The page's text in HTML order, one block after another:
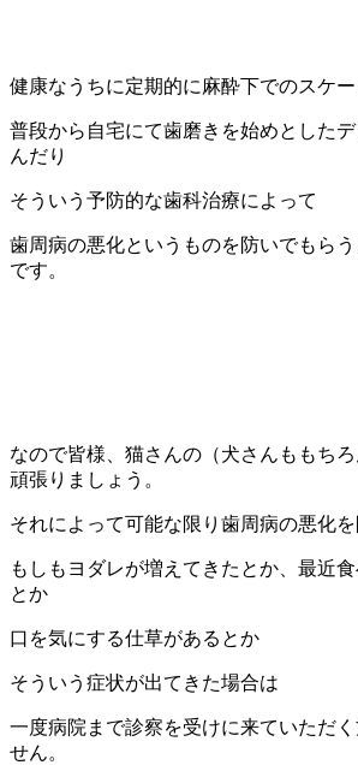
健康なうちに定期的に麻酔下でのスケ
普段から自宅にて歯磨きを始めとした
んだり
そういう予防的な歯科治療によって
歯周病の悪化というものを防いでもら
です。
なので皆様、猫さんの（犬さんももち
頑張りましょう。
それによって可能な限り歯周病の悪化を
もしもヨダレが増えてきたとか、最近
とか
口を気にする仕草があるとか
そういう症状が出てきた場合は
一度病院まで診察を受けに来ていただ
せん。